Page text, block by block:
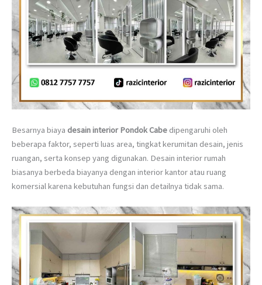
Besarnya biaya desain interior Pondok Cabe dipengaruhi oleh
beberapa faktor, seperti luas area, tingkat kerumitan desain, jenis
ruangan, serta konsep yang digunakan. Desain interior rumah
biasanya berbeda biayanya dengan interior kantor atau ruang
komersial karena kebutuhan fungsi dan detailnya tidak sama.